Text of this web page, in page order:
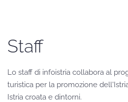
Staff
Lo staff di infoistria collabora al
turistica per la promozione
Istria croata e dintorni.